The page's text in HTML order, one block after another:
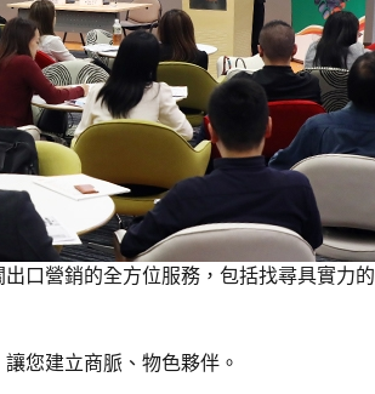
口營銷的全方位服務，包括找尋具實力
您建立商脈、物色夥伴。